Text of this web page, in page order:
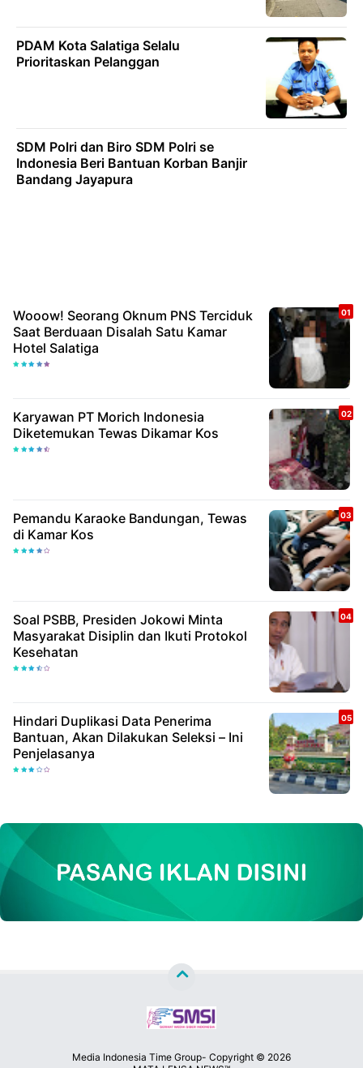
PDAM Kota Salatiga Selalu
Prioritaskan Pelanggan
SDM Polri dan Biro SDM Polri se
Indonesia Beri Bantuan Korban Banjir
Bandang Jayapura
Wooow! Seorang Oknum PNS Terciduk
Saat Berduaan Disalah Satu Kamar
Hotel Salatiga
Karyawan PT Morich Indonesia
Diketemukan Tewas Dikamar Kos
Pemandu Karaoke Bandungan, Tewas
di Kamar Kos
Soal PSBB, Presiden Jokowi Minta
Masyarakat Disiplin dan Ikuti Protokol
Kesehatan
Hindari Duplikasi Data Penerima
Bantuan, Akan Dilakukan Seleksi – Ini
Penjelasanya
Media Indonesia Time Group- Copyright © 2026